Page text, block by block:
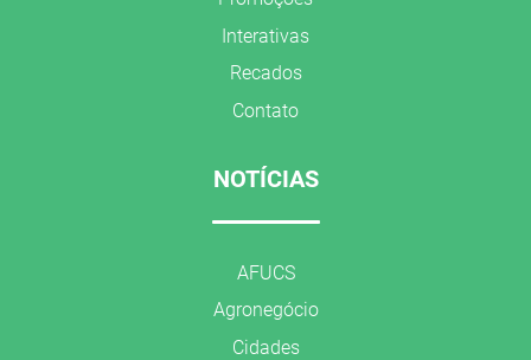
Interativas
Recados
Contato
NOTÍCIAS
AFUCS
Agronegócio
Cidades